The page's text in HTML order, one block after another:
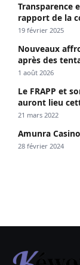
Transparence
rapport de la
19 février 2025
Nouveaux
après des
1 août 2026
Le FRAPP et
auront lieu
21 mars 2022
Amunra
28 février 2024